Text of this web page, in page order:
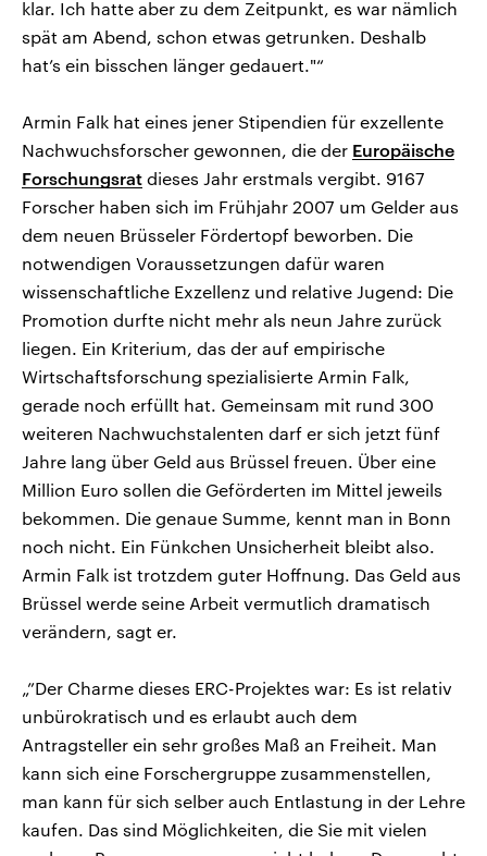
klar. Ich hatte aber zu dem Zeitpunkt, es war nämlich
spät am Abend, schon etwas getrunken. Deshalb
hat’s ein bisschen länger gedauert."“
Armin Falk hat eines jener Stipendien für exzellente
Nachwuchsforscher gewonnen, die der Europäische
Forschungsrat dieses Jahr erstmals vergibt. 9167
Forscher haben sich im Frühjahr 2007 um Gelder aus
dem neuen Brüsseler Fördertopf beworben. Die
notwendigen Voraussetzungen dafür waren
wissenschaftliche Exzellenz und relative Jugend: Die
Promotion durfte nicht mehr als neun Jahre zurück
liegen. Ein Kriterium, das der auf empirische
Wirtschaftsforschung spezialisierte Armin Falk,
gerade noch erfüllt hat. Gemeinsam mit rund 300
weiteren Nachwuchstalenten darf er sich jetzt fünf
Jahre lang über Geld aus Brüssel freuen. Über eine
Million Euro sollen die Geförderten im Mittel jeweils
bekommen. Die genaue Summe, kennt man in Bonn
noch nicht. Ein Fünkchen Unsicherheit bleibt also.
Armin Falk ist trotzdem guter Hoffnung. Das Geld aus
Brüssel werde seine Arbeit vermutlich dramatisch
verändern, sagt er.
„”Der Charme dieses ERC-Projektes war: Es ist relativ
unbürokratisch und es erlaubt auch dem
Antragsteller ein sehr großes Maß an Freiheit. Man
kann sich eine Forschergruppe zusammenstellen,
man kann für sich selber auch Entlastung in der Lehre
kaufen. Das sind Möglichkeiten, die Sie mit vielen